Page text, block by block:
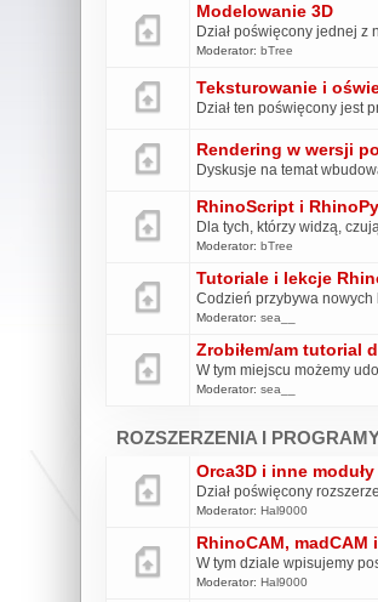
Modelowanie 3D
Dział poświęcony jednej
Moderator:bTree
Teksturowanie i
Dział ten poświęcony jest
Rendering w wersji
Dyskusje na temat
RhinoScript i
Dla tych, którzy widzą,
Moderator:bTree
Tutoriale i lekcje
Codzień przybywa
Moderator:sea__
Zrobiłem/am tutorial
W tym miejscu możemy
Moderator:sea__
ROZSZERZENIA I
Orca3D i inne
Dział poświęcony
Moderator:Hal9000
RhinoCAM,
W tym dziale wpisujemy
Moderator:Hal9000